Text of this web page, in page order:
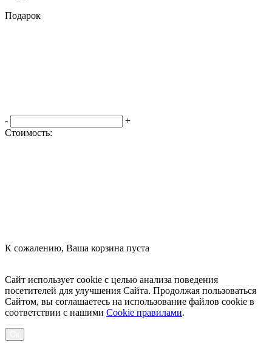
Подарок
-
+
Стоимость:
К сожалению, Ваша корзина пуста
Сайт использует cookie с целью анализа поведения
посетителей для улучшения Сайта. Продолжая пользоваться
Сайтом, вы соглашаетесь на использование файлов cookie в
соответствии с нашими Cookiе правилами.